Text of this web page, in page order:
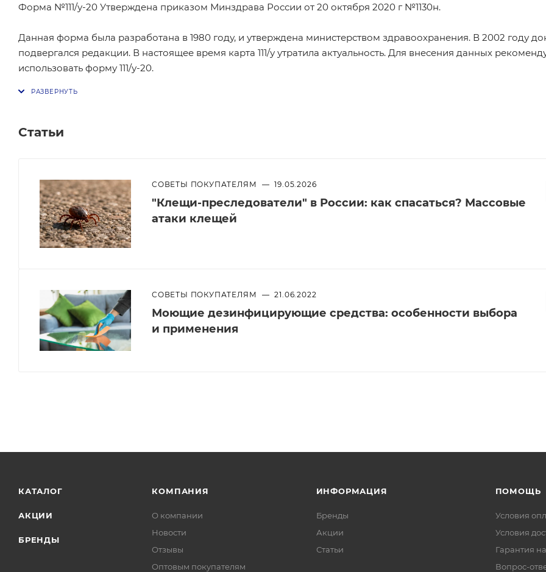
Форма №111/у-20 Утверждена приказом Минздрава России от 20 октября 2020 г №1130н.
Данная форма была разработана в 1980 году, и утверждена министерством здравоохранения. В 2002 году
подвергался редакции. В настоящее время карта 111/у утратила актуальность. Для внесения данных
использовать форму 111/у-20.
Статьи
СОВЕТЫ ПОКУПАТЕЛЯМ — 19.05.2026
"Клещи-преследователи" в России: как спасаться? Массовые
атаки клещей
СОВЕТЫ ПОКУПАТЕЛЯМ — 21.06.2022
Моющие дезинфицирующие средства: особенности выбора
и применения
КАТАЛОГ
АКЦИИ
БРЕНДЫ
КОМПАНИЯ
О компании
Новости
Отзывы
Оптовым покупателям
ИНФОРМАЦИЯ
Бренды
Акции
Статьи
ПОМОЩЬ
Условия
Условия
Гарантия
Вопрос-